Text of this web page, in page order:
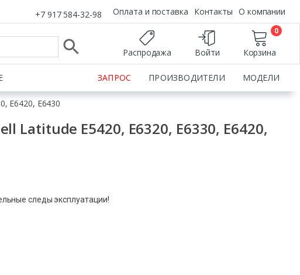
+7 917 584-32-98 Оплата и поставка Контакты О компании
Распродажа Войти Корзина
0
ЗАПРОС ПРОИЗВОДИТЕЛИ МОДЕЛИ
E6420, E6430
Latitude E5420, E6320, E6330, E6420,
следы эксплуатации!